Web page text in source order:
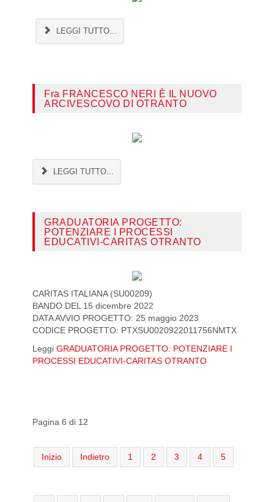
LEGGI TUTTO...
Fra FRANCESCO NERI È IL NUOVO
ARCIVESCOVO DI OTRANTO
LEGGI TUTTO...
GRADUATORIA PROGETTO:
POTENZIARE I PROCESSI
EDUCATIVI-CARITAS OTRANTO
CARITAS ITALIANA (SU00209)
BANDO DEL 15 dicembre 2022
DATA AVVIO PROGETTO: 25 maggio 2023
CODICE PROGETTO: PTXSU0020922011756NMTX
LeggiGRADUATORIA PROGETTO: POTENZIARE I
PROCESSI EDUCATIVI-CARITAS OTRANTO
Pagina 6 di 12
Inizio Indietro 1 2 3 4 5